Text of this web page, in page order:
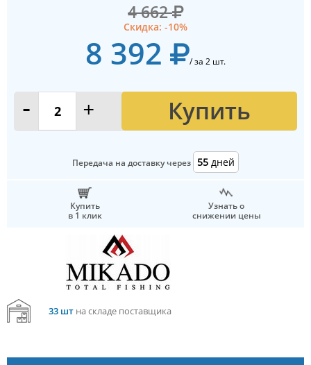
4 662
Скидка: -10%
8 392 / за 2 шт.
- + Купить
Передача на доставку через 55 дней
Купить
в 1 клик
Узнать о
снижении цены
33 штна складе поставщика